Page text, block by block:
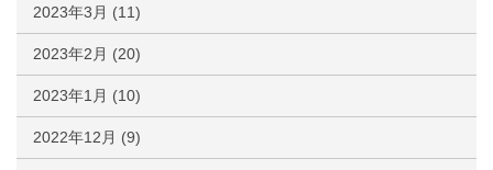
2023年3月 (11)
2023年2月 (20)
2023年1月 (10)
2022年12月 (9)